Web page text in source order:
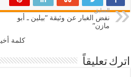
السابق
نفض الغبار عن وثيقة “بيلين ـ أبو
مازن”
كلمة
اترك تعليقاً